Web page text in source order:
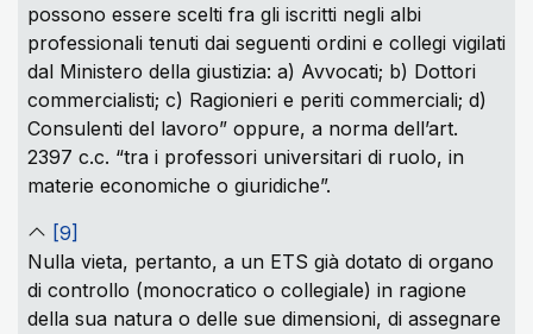
possono essere scelti fra gli iscritti negli albi
professionali tenuti dai seguenti ordini e collegi vigilati
dal Ministero della giustizia: a) Avvocati; b) Dottori
commercialisti; c) Ragionieri e periti commerciali; d)
Consulenti del lavoro” oppure, a norma dell’art.
2397 c.c. “tra i professori universitari di ruolo, in
materie economiche o giuridiche”.
[9]
Nulla vieta, pertanto, a un ETS già dotato di organo
di controllo (monocratico o collegiale) in ragione
della sua natura o delle sue dimensioni, di assegnare